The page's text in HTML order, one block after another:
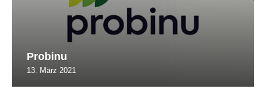
Probinu
13. März 2021